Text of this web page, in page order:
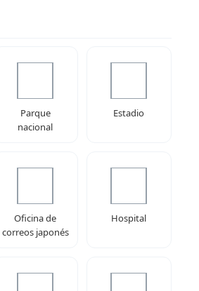
Parque
nacional
Estadio
Oficina de
correos japonés
Hospital